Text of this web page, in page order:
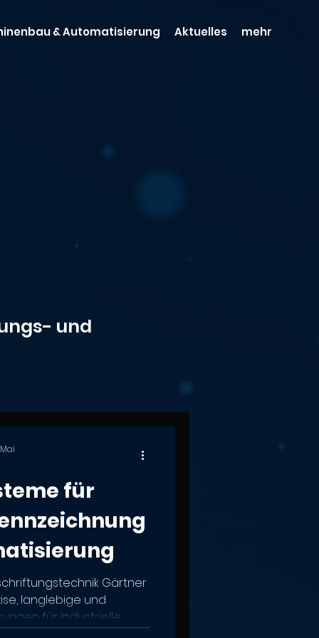
& Automatisierung Aktuelles mehr
und
für
Gärtner
langlebige und
für industrielle